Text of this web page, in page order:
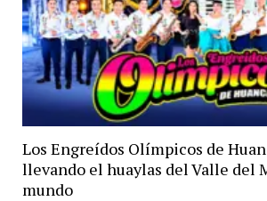
Los Engreídos Olímpicos de
llevando el huaylas del Valle del
mundo